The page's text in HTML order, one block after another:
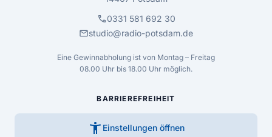
call0331 581 692 30
mailstudio@radio-potsdam.de
Eine Gewinnabholung ist von Montag – Freitag
08.00 Uhr bis 18.00 Uhr möglich.
BARRIEREFREIHEIT
accessibility_new Einstellungen öffnen